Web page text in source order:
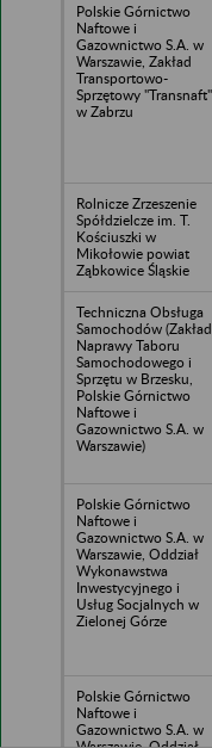
Polskie Górnictwo
Naftowe i
Gazownictwo S.A. w
Warszawie, Zakład
Transportowo-
Sprzętowy "Transnaft"
w Zabrzu
Rolnicze Zrzeszenie
Spółdzielcze im. T.
Kościuszki w
Mikołowie powiat
Ząbkowice Śląskie
Techniczna Obsługa
Samochodów (Zakład
Naprawy Taboru
Samochodowego i
Sprzętu w Brzesku,
Polskie Górnictwo
Naftowe i
Gazownictwo S.A. w
Warszawie)
Polskie Górnictwo
Naftowe i
Gazownictwo S.A. w
Warszawie, Oddział
Wykonawstwa
Inwestycyjnego i
Usług Socjalnych w
Zielonej Górze
Polskie Górnictwo
Naftowe i
Gazownictwo S.A. w